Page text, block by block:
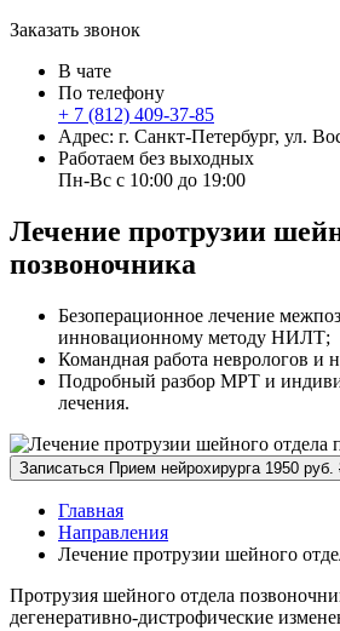
Заказать звонок
В чате
По телефону
+ 7 (812) 409-37-85
Адрес: г. Санкт-Петербург, ул.
Работаем без выходных
Пн-Вс с 10:00 до 19:00
Лечение протрузии
позвоночника
Безоперационное лечение
инновационному методу НИЛТ;
Командная работа неврологов и
Подробный разбор МРТ и
лечения.
Записаться Прием нейрохирурга 1950 руб.
Главная
Направления
Лечение протрузии шейного
Протрузия шейного отдела
дегенеративно-дистрофические